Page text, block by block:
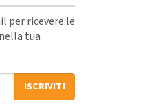
per ricevere le
tua
ISCRIVITI